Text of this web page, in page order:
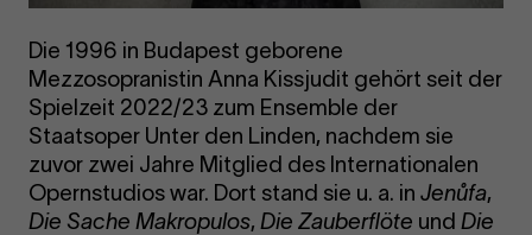
Die 1996 in Budapest geborene
Mezzosopranistin Anna Kissjudit gehört seit der
Spielzeit 2022/23 zum Ensemble der
Staatsoper Unter den Linden, nachdem sie
zuvor zwei Jahre Mitglied des Internationalen
Opernstudios war. Dort stand sie u. a. inJenůfa,
Die Sache Makropulos, Die Zauberflöte und Die